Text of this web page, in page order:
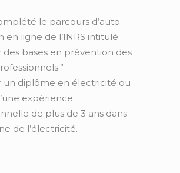
le parcours d’auto-
en ligne de l’INRS intitulé
des bases en prévention des
un diplôme en électricité ou
expérience
de plus de 3 ans dans
de l’électricité.